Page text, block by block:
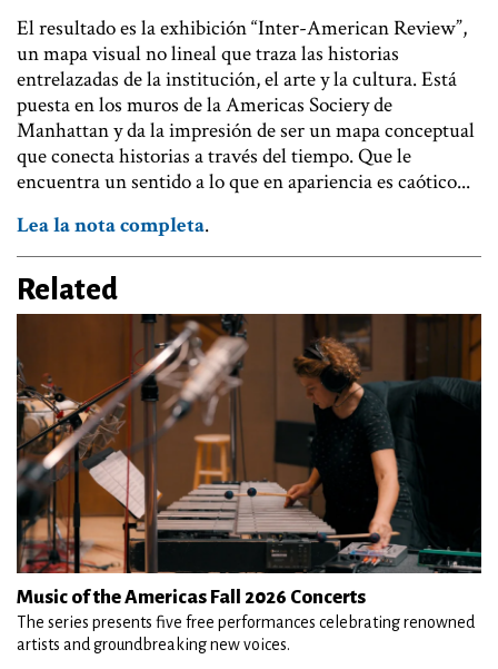
El resultado es la exhibición “Inter-American Review”,
un mapa visual no lineal que traza las historias
entrelazadas de la institución, el arte y la cultura. Está
puesta en los muros de la Americas Sociery de
Manhattan y da la impresión de ser un mapa conceptual
que conecta historias a través del tiempo. Que le
encuentra un sentido a lo que en apariencia es caótico...
Lea la nota completa.
Related
Music of the Americas Fall 2026 Concerts
The series presents five free performances celebrating renowned
artists and groundbreaking new voices.